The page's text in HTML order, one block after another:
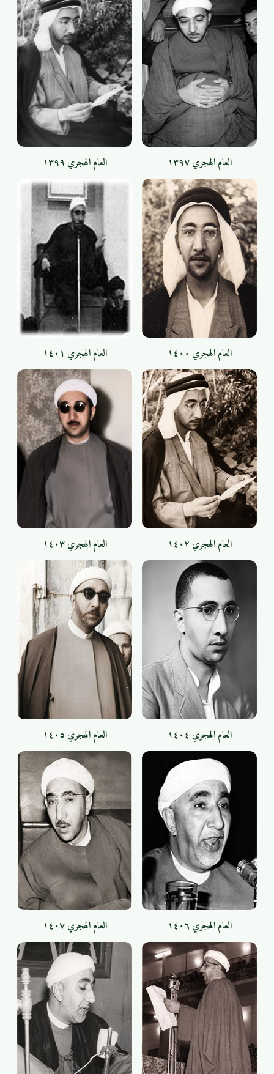
العام الهجري ١٣٩٧ العام الهجري ١٣٩٩
العام الهجري ١٤٠٠ العام الهجري ١٤٠١
العام الهجري ١٤٠٢ العام الهجري ١٤٠٣
العام الهجري ١٤٠٤ العام الهجري ١٤٠٥
العام الهجري ١٤٠٦ العام الهجري ١٤٠٧